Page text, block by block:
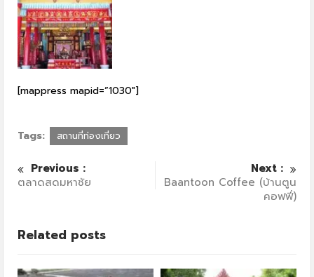
[mappress mapid=”1030″]
Tags: สถานที่ท่องเที่ยว
Previous :
ตลาดสดมหาชัย
Next :
Baantoon Coffee (บ้านตูน
คอฟฟี่)
Related posts